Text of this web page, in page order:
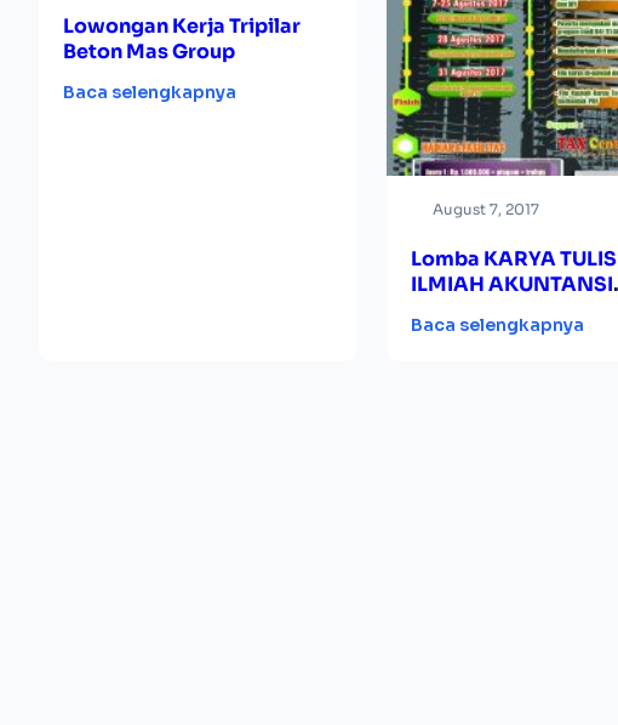
Lowongan Kerja Tripilar
Beton Mas Group
Baca selengkapnya
August 7, 2017
Lomba KARYA TULIS
ILMIAH AKUNTANSI
Baca selengkapnya